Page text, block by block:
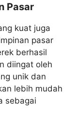
Pasar
kuat juga
pasar
berhasil
diingat oleh
unik dan
lebih mudah
sebagai